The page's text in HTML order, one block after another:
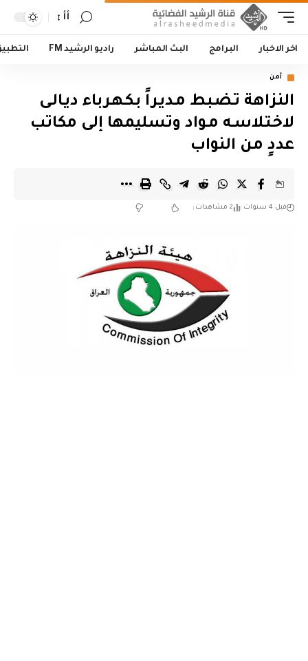
أأ
اخر الاخبار البرامج البث المباشر راديو الرشيد FM
أمن
النزاهة تـضـبط مـديـراً بـكـهـرباء ديـالـى
لاخـتـلاسـه مـواد وتسليمها إلى مكاتب
عددٍ من النواب
قبل 4 سنوات 2 مشاهدات